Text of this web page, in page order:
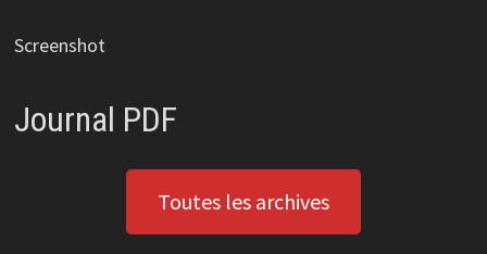
Screenshot
Journal PDF
Toutes les archives